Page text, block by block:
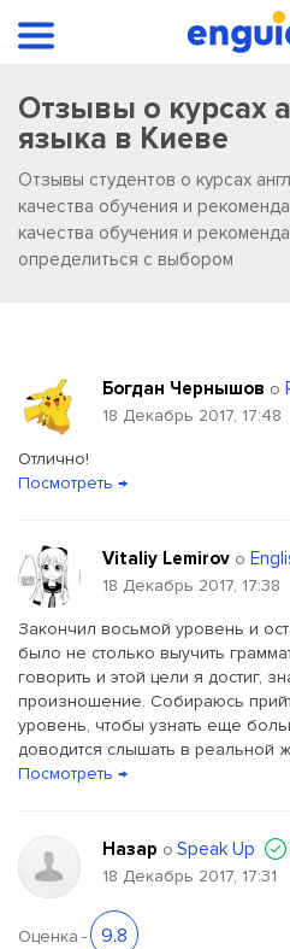
Отзывы о курсах
языка в Киеве
Отзывы студентов о курсах
качества обучения и
качества обучения и
определиться с выбором
Богдан Чернышов о
18 Декабрь 2017, 17:48
Отлично!
Посмотреть →
Vitaliy Lemirov о
18 Декабрь 2017, 17:38
Закончил восьмой уровень и
было не столько выучить
говорить и этой цели я достиг,
произношение. Собираюсь
уровень, чтобы узнать еще
доводится слышать в реальной
Посмотреть →
Назар о Speak Up
18 Декабрь 2017, 17:31
Оценка - 9.8